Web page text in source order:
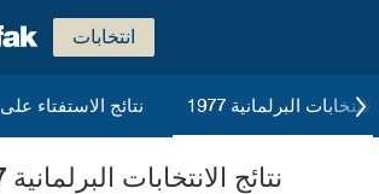
انتخابات
نتائج الاستفتاء على البرلمانية 1977
Mardin نتائج الانتخابات البرلمانية 1977